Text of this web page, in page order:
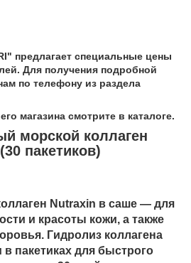
предлагает специальные цены
Для получения подробной
по телефону из раздела
магазина смотрите в каталоге.
морской коллаген
пакетиков)
Nutraxin в саше — для
и красоты кожи, а также
Гидролиз коллагена
пакетиках для быстрого